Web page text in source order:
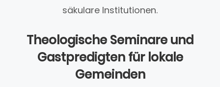
säkulare Institutionen.
Theologische Seminare und
Gastpredigten für lokale
Gemeinden